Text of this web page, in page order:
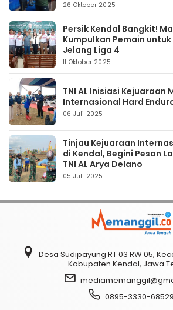
26 Oktober 2025
Persik Kendal Bangkit!
Kumpulkan Pemain
Jelang Liga 4
11 Oktober 2025
TNI AL Inisiasi Kejuaraan
Internasional Hard
06 Juli 2025
Tinjau Kejuaraan
di Kendal, Begini Pesan
TNI AL Arya Delano
05 Juli 2025
Desa Sudipayung RT 03 RW 05,
Kabupaten Kendal, Jawa
0895-3330-68529